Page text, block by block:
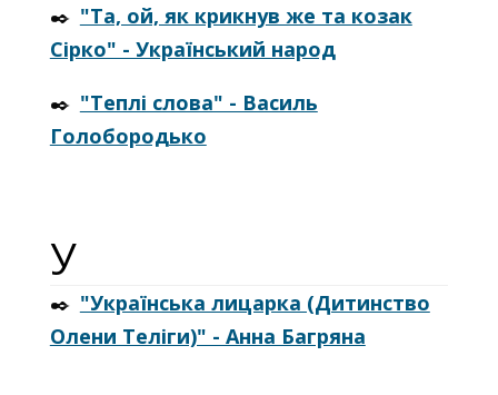
✒️ "Та, ой, як крикнув же та козак
Сірко" - Український народ
✒️ "Теплі слова" - Василь
Голобородько
У
✒️ "Українська лицарка (Дитинство
Олени Теліги)" - Анна Багряна